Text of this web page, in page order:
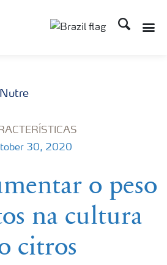
Busca
30, 2020
o peso
na cultura
citros